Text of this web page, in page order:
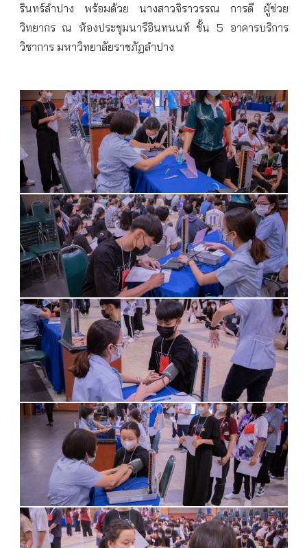
รินทร์ลำปาง พร้อมด้วย นางสาวจิราวรรณ การดี ผู้ช่วย
วิทยากร ณ ห้องประชุมนารีอินทนนท์ ชั้น 5 อาคารบริการ
วิชาการ มหาวิทยาลัยราชภัฏลำปาง